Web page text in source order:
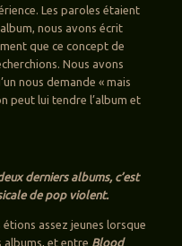
Les paroles étaient
nous avons écrit
que ce concept de
Nous avons
nous demande « mais
peut lui tendre l’album et
derniers albums, c’est
de pop violent.
assez jeunes lorsque
albums, et entre Blood